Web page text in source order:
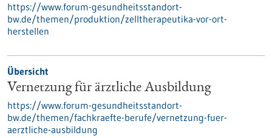
https://www.forum-gesundheitsstandort-
bw.de/themen/produktion/zelltherapeutika-vor-ort-
herstellen
Übersicht
Vernetzung für ärztliche Ausbildung
https://www.forum-gesundheitsstandort-
bw.de/themen/fachkraefte-berufe/vernetzung-fuer-
aerztliche-ausbildung